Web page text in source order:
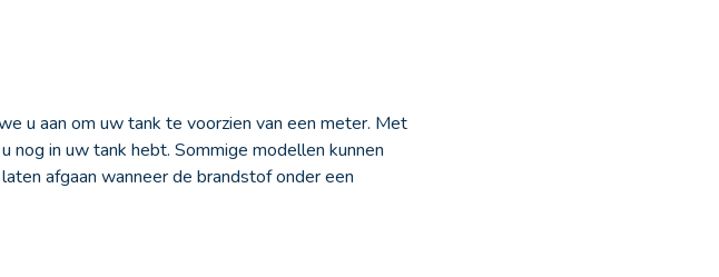
u aan om uw tank te voorzien van een meter. Met
nog in uw tank hebt. Sommige modellen kunnen
afgaan wanneer de brandstof onder een